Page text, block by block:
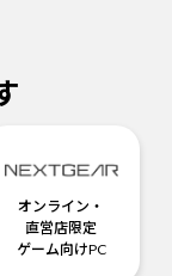
オンライン・
直営店限定
ゲーム向けPC